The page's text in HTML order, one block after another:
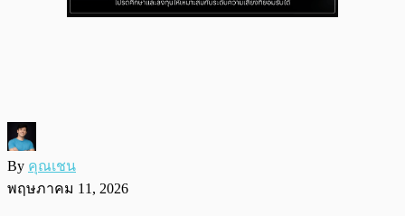
By คุณเชน
พฤษภาคม 11, 2026